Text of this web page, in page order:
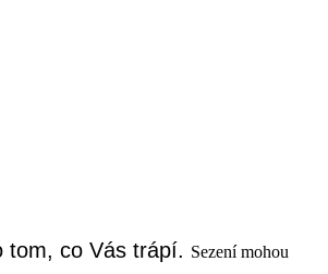
tom, co Vás trápí. Sezení mohou